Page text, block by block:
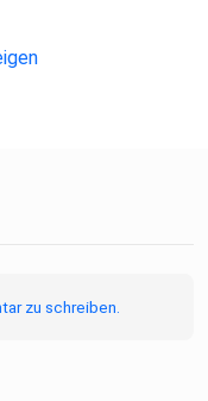
am
ueber-
zu schreiben.